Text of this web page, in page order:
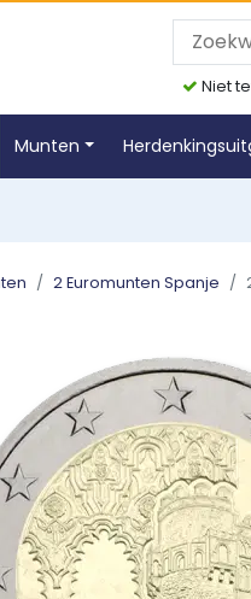
Niet
Munten
2 Euromunten Spanje